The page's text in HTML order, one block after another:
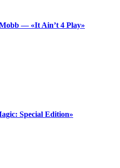
— «It Ain’t 4 Play»
Special Edition»